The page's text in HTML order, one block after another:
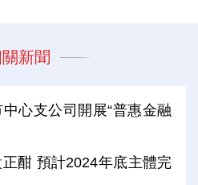
新聞
心支公司開展“普惠金融
酣 預計2024年底主體完